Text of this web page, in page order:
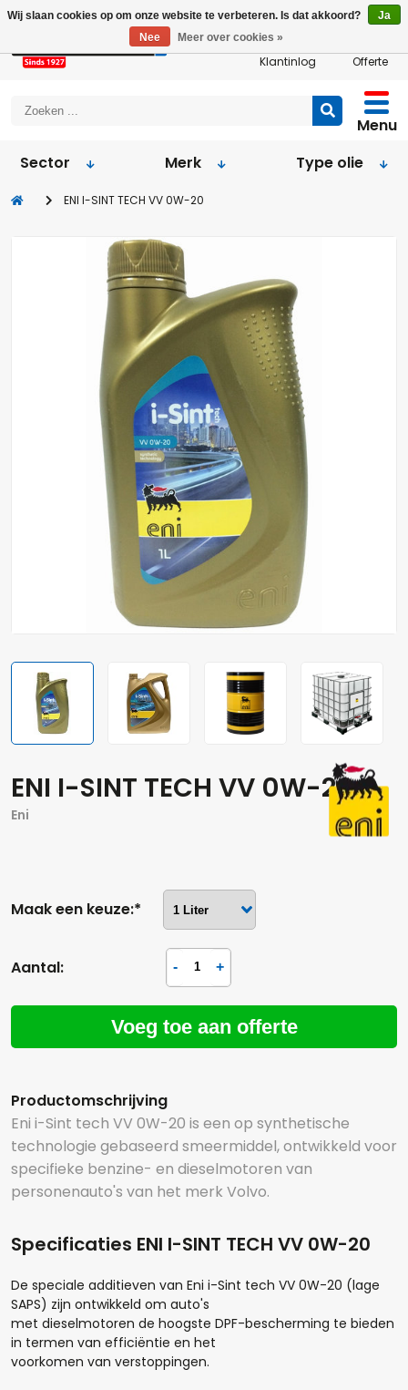
Klantinlog Offerte
Menu
Sector
Merk Type olie
ENI I-SINT TECH VV 0W-20
ENI I-SINT TECH VV 0W-20
Eni
Maak een keuze:*
Aantal:
Voeg toe aan offerte
Productomschrijving
Eni i-Sint tech VV 0W-20 is een op synthetische
technologie gebaseerd smeermiddel, ontwikkeld voor
specifieke benzine- en dieselmotoren van
personenauto's van het merk Volvo.
Specificaties ENI I-SINT TECH VV 0W-20
De speciale additieven van Eni i-Sint tech VV 0W-20 (lage
SAPS) zijn ontwikkeld om auto's
met dieselmotoren de hoogste DPF-bescherming te bieden
in termen van efficiëntie en het
voorkomen van verstoppingen.
Wij slaan cookies op om onze website te verbeteren. Is dat akkoord?
Ja
Nee
Meer over cookies »